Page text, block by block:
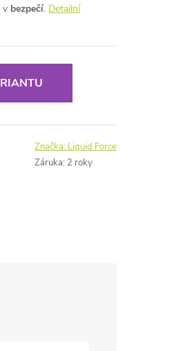
v bezpečí. Detailní
Značka: Liquid Force
Záruka: 2 roky